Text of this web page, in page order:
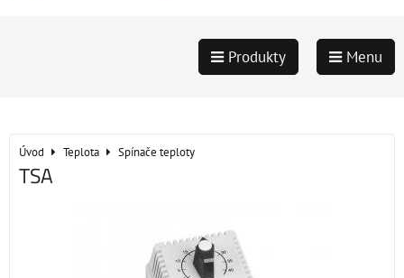
Produkty Menu
Úvod Teplota Spínače teploty
TSA